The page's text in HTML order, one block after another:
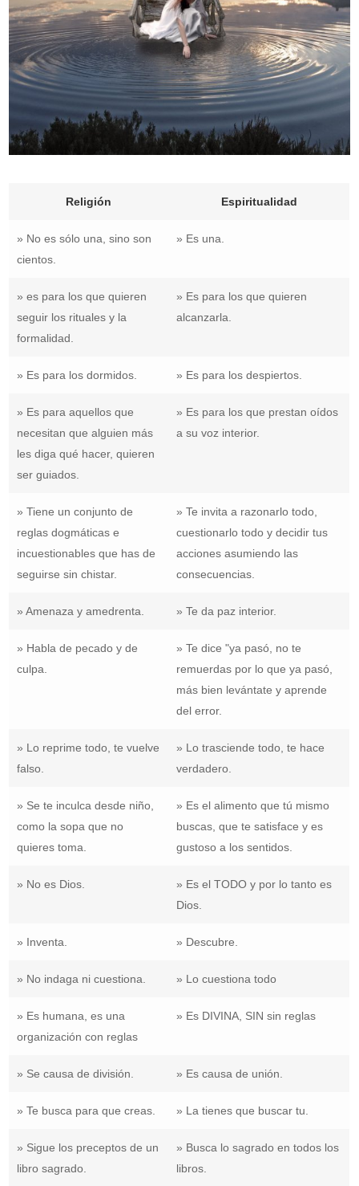
Religión Espiritualidad
» No es sólo una, sino son
cientos.
» Es una.
» es para los que quieren
seguir los rituales y la
formalidad.
» Es para los que quieren
alcanzarla.
» Es para los dormidos. » Es para los despiertos.
» Es para aquellos que
necesitan que alguien más
les diga qué hacer, quieren
ser guiados.
» Es para los que prestan oídos
a su voz interior.
» Tiene un conjunto de
reglas dogmáticas e
incuestionables que has de
seguirse sin chistar.
» Te invita a razonarlo todo,
cuestionarlo todo y decidir tus
acciones asumiendo las
consecuencias.
» Amenaza y amedrenta. » Te da paz interior.
» Habla de pecado y de
culpa.
» Te dice "ya pasó, no te
remuerdas por lo que ya pasó,
más bien levántate y aprende
del error.
» Lo reprime todo, te vuelve
falso.
» Lo trasciende todo, te hace
verdadero.
» Se te inculca desde niño,
como la sopa que no
quieres toma.
» Es el alimento que tú mismo
buscas, que te satisface y es
gustoso a los sentidos.
» No es Dios.
» Es el TODO y por lo tanto es
Dios.
» Inventa. » Descubre.
» No indaga ni cuestiona. » Lo cuestiona todo
» Es humana, es una
organización con reglas
» Es DIVINA, SIN sin reglas
» Se causa de división. » Es causa de unión.
» Te busca para que creas. » La tienes que buscar tu.
» Sigue los preceptos de un
libro sagrado.
» Busca lo sagrado en todos los
libros.